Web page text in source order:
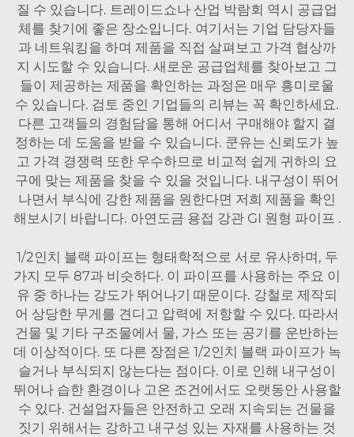
질 수 있습니다. 트레이드쇼나 산업 박람회 역시 공급업
체를 찾기에 좋은 장소입니다. 여기서는 기업 담당자들
과 네트워킹을 하며 제품을 직접 살펴보고 가격 협상까
지 시도할 수 있습니다. 새로운 공급업체를 찾아보고 그
들이 제공하는 제품을 확인하는 과정은 매우 흥미로울
수 있습니다. 검토 중인 기업들의 리뷰는 꼭 확인하세요.
다른 고객들의 경험담을 통해 어디서 구매해야 할지 결
정하는 데 도움을 받을 수 있습니다. 쿤유는 신뢰도가 높
고 가격 경쟁력 또한 우수하므로 비교적 쉽게 귀하의 요
구에 맞는 제품을 찾을 수 있을 것입니다. 내구성이 뛰어
나면서 부식에 강한 제품을 원한다면 저희 제품을 확인
해보시기 바랍니다. 아연도금 용접 강관 GI 원형 파이프 .
1/2인치 블랙 파이프는 형태학적으로 서로 유사하며, 두
가지 모두 87과 비슷하다. 이 파이프를 사용하는 주요 이
유 중 하나는 강도가 뛰어나기 때문이다. 강철로 제작되
어 상당한 무게를 견디고 압력에 저항할 수 있다. 따라서
건물 및 기타 구조물에서 물, 가스 또는 공기를 운반하는
데 이상적이다. 또 다른 장점은 1/2인치 블랙 파이프가 녹
슬거나 부식되지 않는다는 점이다. 이로 인해 내구성이
뛰어나 습한 환경이나 고온 조건에서도 오랫동안 사용할
수 있다. 건설업자들은 안전하고 오래 지속되는 건물을
짓기 위해서는 강하고 내구성 있는 자재를 사용하는 것